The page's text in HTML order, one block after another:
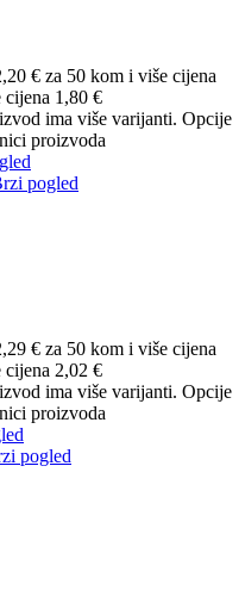
€ za 50 kom i više cijena
cijena 1,80 €
ima više varijanti. Opcije
proizvoda
pogled
€ za 50 kom i više cijena
cijena 2,02 €
ima više varijanti. Opcije
proizvoda
pogled